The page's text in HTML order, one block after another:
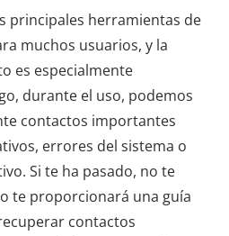
principales herramientas de
muchos usuarios, y la
es especialmente
durante el uso, podemos
contactos importantes
errores del sistema o
Si te ha pasado, no te
te proporcionará una guía
contactos